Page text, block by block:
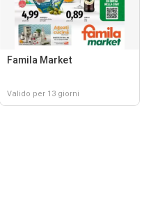
Famila Market
Valido per 13 giorni